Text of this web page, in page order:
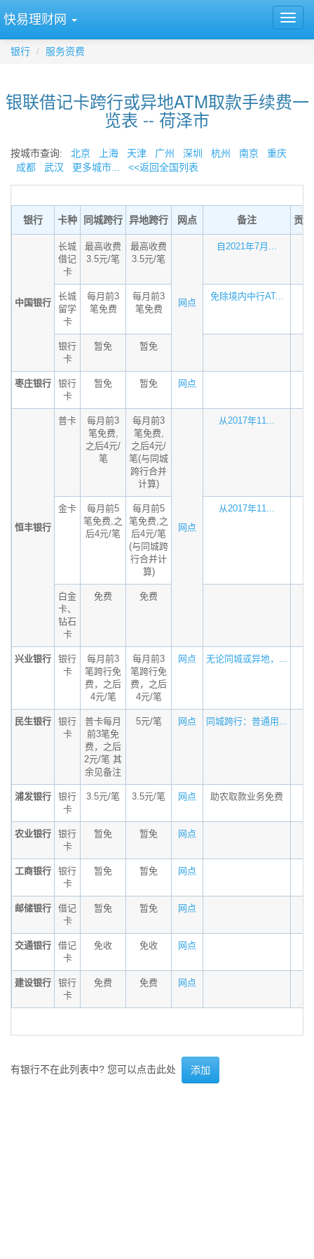
快易理财网
银行 服务资费
银联借记卡跨行或异地ATM取款手续费一
览表 -- 荷泽市
按城市查询: 北京 上海 天津 广州 深圳 杭州 南京
重庆
成都
武汉 更多城市... <<返回全国列表
银行 卡种 同城跨行 异地跨行 网点 备注 贡
中国银行
长城
借记
卡
最高收费
3.5元/笔
最高收费
3.5元/笔
网点
自2021年7月...
长城
留学
卡
每月前3
笔免费
每月前3
笔免费
免除境内中行AT...
银行
卡
暂免 暂免
枣庄银行
银行
卡
暂免 暂免 网点
恒丰银行
普卡
每月前3
笔免费,
之后4元/
笔
每月前3
笔免费,
之后4元/
笔(与同城
跨行合并
计算)
网点
从2017年11...
金卡
每月前5
笔免费,之
后4元/笔
每月前5
笔免费,之
后4元/笔
(与同城跨
行合并计
算)
从2017年11...
白金
卡、
钻石
卡
免费 免费
兴业银行
银行
卡
每月前3
笔跨行免
费，之后
4元/笔
每月前3
笔跨行免
费，之后
4元/笔
网点 无论同城或异地，...
民生银行
银行
卡
普卡每月
前3笔免
费，之后
2元/笔 其
余见备注
5元/笔 网点 同城跨行：普通用...
浦发银行
银行
卡
3.5元/笔 3.5元/笔 网点 助农取款业务免费
农业银行
银行
卡
暂免 暂免 网点
工商银行
银行
卡
暂免 暂免 网点
邮储银行
借记
卡
暂免 暂免 网点
交通银行
借记
卡
免收 免收 网点
建设银行
银行
卡
免费 免费 网点
有银行不在此列表中? 您可以点击此处 添加